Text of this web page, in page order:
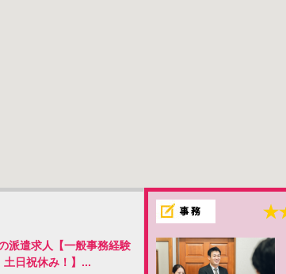
派遣求人【一般事務経験
日祝休み！】...